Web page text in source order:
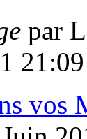
par
21:09
vos